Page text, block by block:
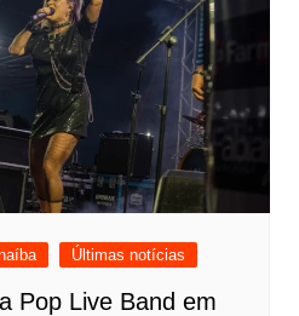
Últimas notícias
Pop Live Band em